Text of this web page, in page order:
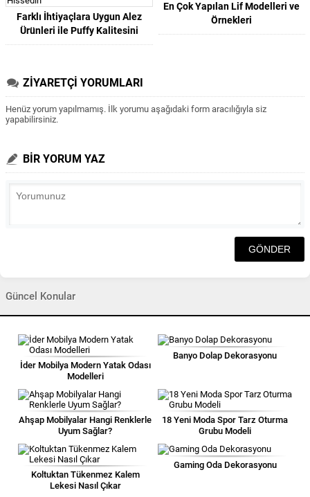
Farklı İhtiyaçlara Uygun Alez
Ürünleri ile Puffy Kalitesini
Hissedin
En Çok Yapılan Lif Modelleri ve
Örnekleri
ZİYARETÇİ YORUMLARI
Henüz yorum yapılmamış. İlk yorumu aşağıdaki form aracılığıyla siz
yapabilirsiniz.
BİR YORUM YAZ
Güncel Konular
İder Mobilya Modern Yatak Odası
Modelleri
Banyo Dolap Dekorasyonu
Ahşap Mobilyalar Hangi Renklerle
Uyum Sağlar?
18 Yeni Moda Spor Tarz Oturma
Grubu Modeli
Koltuktan Tükenmez Kalem
Lekesi Nasıl Çıkar
Gaming Oda Dekorasyonu